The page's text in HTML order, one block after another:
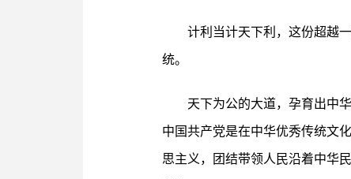
计利当计天下利，这份超越
统。
天下为公的大道，孕育出中
中国共产党是在中华优秀传统文
思主义，团结带领人民沿着中华